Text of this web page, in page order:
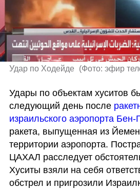
Удар по Ходейде (Фото: эфир
Удары по объектам хуситов
следующий день после
израильского аэропорта Бен-
ракета, выпущенная из
территории аэропорта.
ЦАХАЛ расследует
Хуситы взяли на себя
обстрел и пригрозили